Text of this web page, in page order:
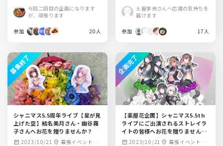
ントホール
今回二回目の企画になります
が、頑張ります
参加 20人
土屋李央さんへ応援の気持ちを
届けます
参加 17人
シャニマス5.5周年ライブ【星が見
上げた空】結名美月さん・幽谷霧
子さんへお花を贈りませんか？
calendar_month 2023/10/21 location_on
募集終了
【楽屋花企画】シャニマス5.5th
ライブにご出演されるストレイラ
イトの皆様へお花を贈りません
か？
calendar_month 2023/10/21 location_on 幕張イベントホ
企画完了